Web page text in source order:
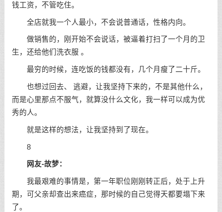
钱工资，不管吃住。
全店就我一个人最小，不会说普通话，性格内向。
做销售的，刚开始不会说话，被逼着打扫了一个月的卫
生，还给他们洗衣服 。
最穷的时候，连吃饭的钱都没有，几个月瘦了二十斤。
也想过回去、 逃避，让我坚持下来的，不是其他什么，
而是心里那点不服气，就算没什么文化，我一样可以成为优
秀的人。
就是这样的想法，让我坚持到了现在。
8
网友-故梦：
我最艰难的事情是，第一年职位刚刚转正后，处于上升
期，可父亲却查出来癌症，那时候的自己觉得天都要塌下来
了。